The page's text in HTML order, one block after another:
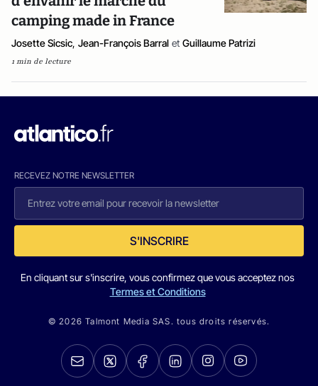
camping made in France
Josette Sicsic, Jean-François Barral et Guillaume Patrizi
1 min de lecture
RECEVEZ NOTRE NEWSLETTER
S'INSCRIRE
En cliquant sur s'inscrire, vous confirmez que vous acceptez nos
Termes et Conditions
© 2026 Talmont Media SAS. tous droits réservés.